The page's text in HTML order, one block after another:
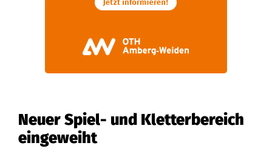
Neuer Spiel- und Kletterbereich
eingeweiht